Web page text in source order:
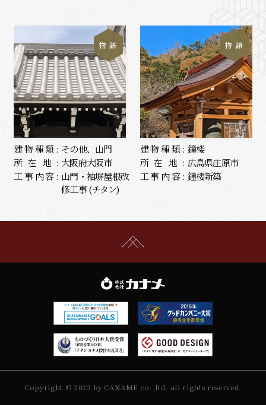
物 語
建物種類: その他、山門
所在地: 大阪府大阪市
工事内容: 山門・袖塀屋根改
修工事 (チタン)
物 語
建物種類: 鐘楼
所在地: 広島県庄原市
工事内容: 鐘楼新築
Copyright © 2022 by CANAME co.,ltd. all rights reserved.